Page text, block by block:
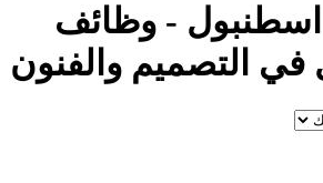
- وظائف
التصميم والفنون